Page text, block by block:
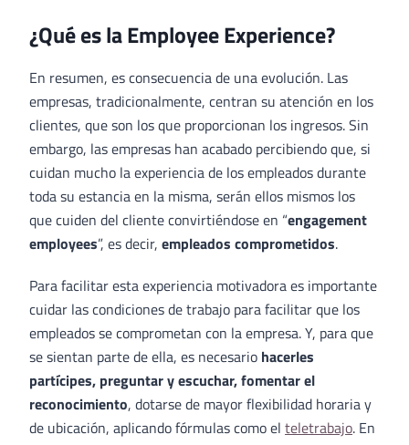
¿Qué es la Employee Experience?
En resumen, es consecuencia de una evolución. Las
empresas, tradicionalmente, centran su atención en los
clientes, que son los que proporcionan los ingresos. Sin
embargo, las empresas han acabado percibiendo que, si
cuidan mucho la experiencia de los empleados durante
toda su estancia en la misma, serán ellos mismos los
que cuiden del cliente convirtiéndose en “engagement
employees”, es decir, empleados comprometidos.
Para facilitar esta experiencia motivadora es importante
cuidar las condiciones de trabajo para facilitar que los
empleados se comprometan con la empresa. Y, para que
se sientan parte de ella, es necesario hacerles
partícipes, preguntar y escuchar, fomentar el
reconocimiento, dotarse de mayor flexibilidad horaria y
de ubicación, aplicando fórmulas como el teletrabajo. En